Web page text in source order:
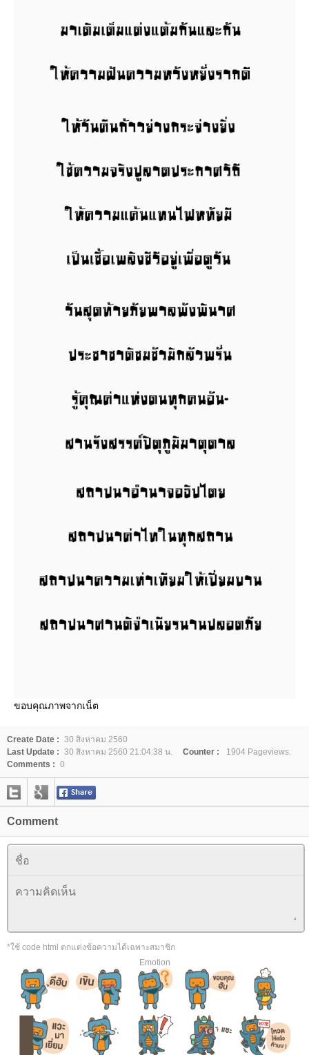
ขอบคุณภาพจากเน็ต
Create Date : 30 สิงหาคม 2560
Last Update : 30 สิงหาคม 2560 21:04:38 น. Counter :
1904 Pageviews.
Comments : 0
Comment
*ใช้ code html ตกแต่งข้อความได้เฉพาะสมาชิก
Emotion